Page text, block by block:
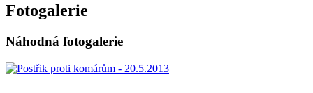
Fotogalerie
Náhodná fotogalerie